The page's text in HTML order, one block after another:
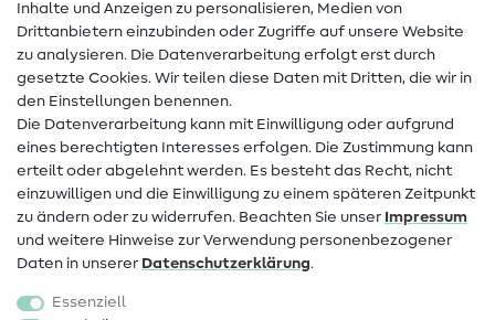
Kontakt
Infos zum Betreiberwechsel
Widerrufsrecht
Beliebt
Stoffe
Inhalte und Anzeigen zu personalisieren, Medien von
Drittanbietern einzubinden oder Zugriffe auf unsere Website
zu analysieren. Die Datenverarbeitung erfolgt erst durch
gesetzte Cookies. Wir teilen diese Daten mit Dritten, die wir in
den Einstellungen benennen.
Die Datenverarbeitung kann mit Einwilligung oder aufgrund
eines berechtigten Interesses erfolgen. Die Zustimmung kann
erteilt oder abgelehnt werden. Es besteht das Recht, nicht
einzuwilligen und die Einwilligung zu einem späteren Zeitpunkt
zu ändern oder zu widerrufen. Beachten Sie unser Impressum
und weitere Hinweise zur Verwendung personenbezogener
Daten in unserer Daten­schutz­erklärung.
Essenziell